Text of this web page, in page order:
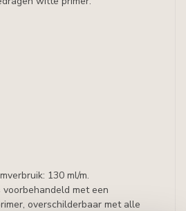
130 ml/m.
met een
overschilderbaar met alle